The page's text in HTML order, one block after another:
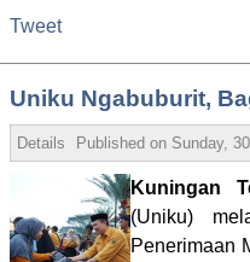
Tweet
Uniku Ngabuburit,
Details Published on Sunday,
Kuningan
(Uniku)
Penerimaan